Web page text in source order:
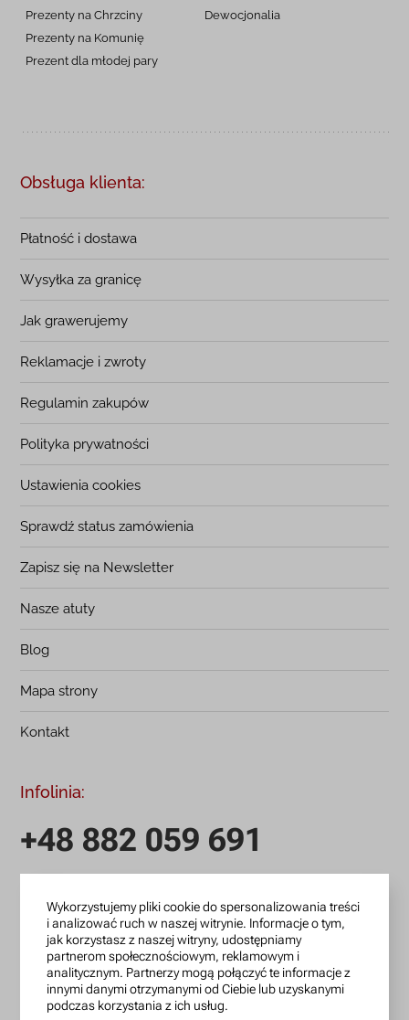
Prezenty na Chrzciny
Prezenty na Komunię
Prezent dla młodej pary
Dewocjonalia
Obsługa klienta:
Płatność i dostawa
Wysyłka za granicę
Jak grawerujemy
Reklamacje i zwroty
Regulamin zakupów
Polityka prywatności
Ustawienia cookies
Sprawdź status zamówienia
Zapisz się na Newsletter
Nasze atuty
Blog
Mapa strony
Kontakt
Infolinia:
+48 882 059 691
zamowienia@lanotti.com
Pisząc w sprawie swojego zamówienia podaj w tytule
wiadomości numer, który otrzymałeś w potwierdzeniu.
Wykorzystujemy pliki cookie do spersonalizowania treści
i analizować ruch w naszej witrynie. Informacje o tym,
jak korzystasz z naszej witryny, udostępniamy
partnerom społecznościowym, reklamowym i
analitycznym. Partnerzy mogą połączyć te informacje z
innymi danymi otrzymanymi od Ciebie lub uzyskanymi
podczas korzystania z ich usług.